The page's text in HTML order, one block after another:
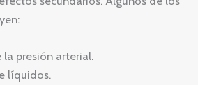
presión arterial.
líquidos.